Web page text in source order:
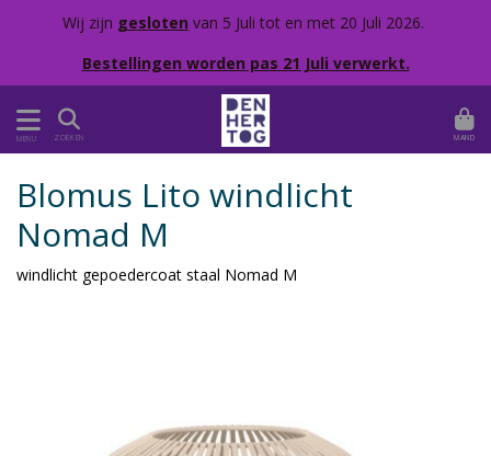
Wij zijn gesloten van 5 Juli tot en met 20 Juli 2026.
Bestellingen worden pas 21 Juli verwerkt.
MENU ZOEKEN MAND
Blomus Lito windlicht
Nomad M
windlicht gepoedercoat staal Nomad M